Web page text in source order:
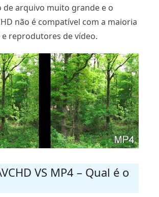
de arquivo muito grande e o
não é compatível com a maioria
reprodutores de vídeo.
VS MP4 – Qual é o